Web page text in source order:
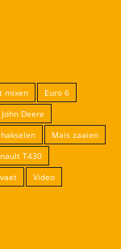
mixen
Euro 6
John Deere
Mais zaaien
T430
Video